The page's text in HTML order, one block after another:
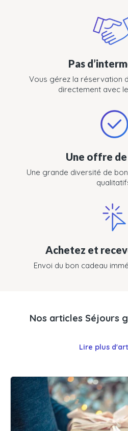
Pas
Vous gérez la réservation
directement avec
Une offre
Une grande diversité de
Achetez et
Envoi du bon cadeau
Nos articles Séjours
Lire plus